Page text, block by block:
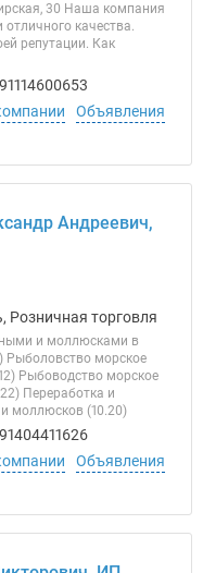
30 Наша компания
качества.
репутации. Как
Объявления
Андреевич,
Розничная торговля
и моллюсками в
Рыболовство морское
Рыбоводство морское
Переработка и
моллюсков (10.20)
Объявления